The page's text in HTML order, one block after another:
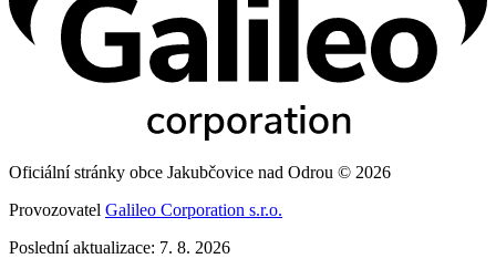
Oficiální stránky obce Jakubčovice nad Odrou © 2026
Provozovatel Galileo Corporation s.r.o.
Poslední aktualizace: 7. 8. 2026